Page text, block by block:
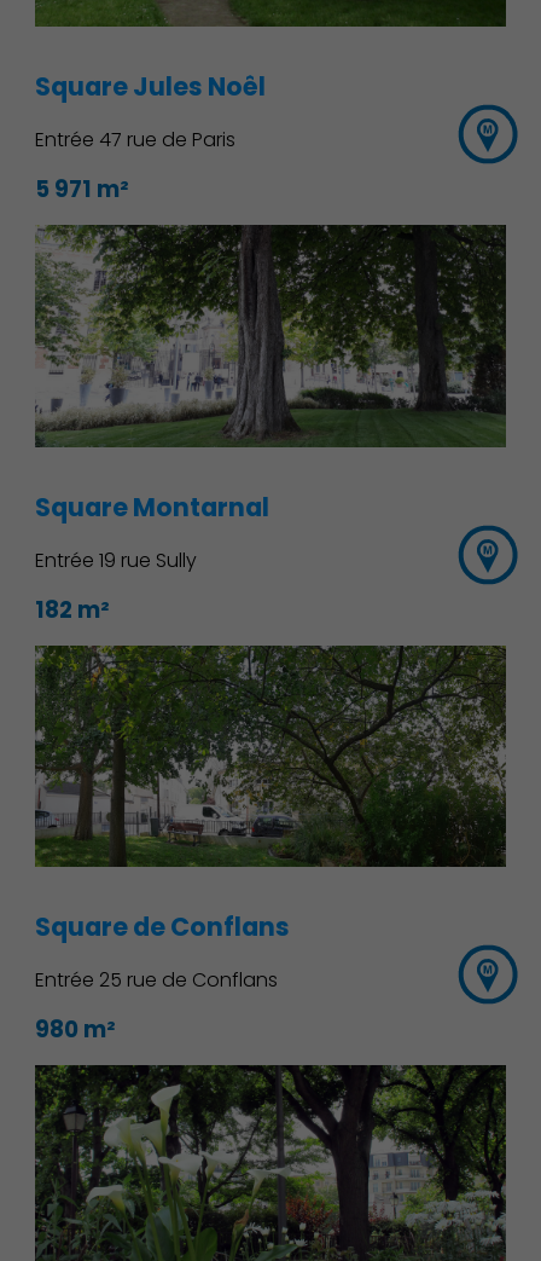
Action Sociale Solidarité
Environnement cadre de
vie
Square Jules Noêl
Entrée 47 rue de Paris
5 971 m²
Square Montarnal
Entrée 19 rue Sully
182 m²
Square de Conflans
Entrée 25 rue de Conflans
980 m²